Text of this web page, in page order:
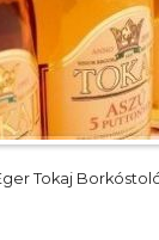
Tokaj